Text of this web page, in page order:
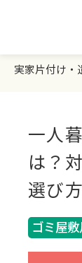
遺品
ラン
初め
豆知
実家片付け・
一人
は？
選び
ゴミ屋